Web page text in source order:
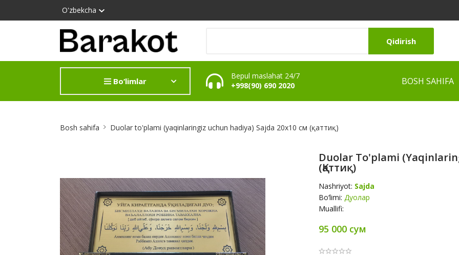
O'zbekcha
Qidirish
Bo‘limlar
Bepul maslahat 24/7
+998(90) 690 2020
BOSH SAHIFA
Bosh sahifa Duolar to'plami (yaqinlaringiz uchun hadiya) Sajda 20х10 см (қаттиқ)
Duolar To'plami
(қаттиқ)
Nashriyot: Sajda
Bo‘limi: Дуолар
Muallifi:
95 000 сум